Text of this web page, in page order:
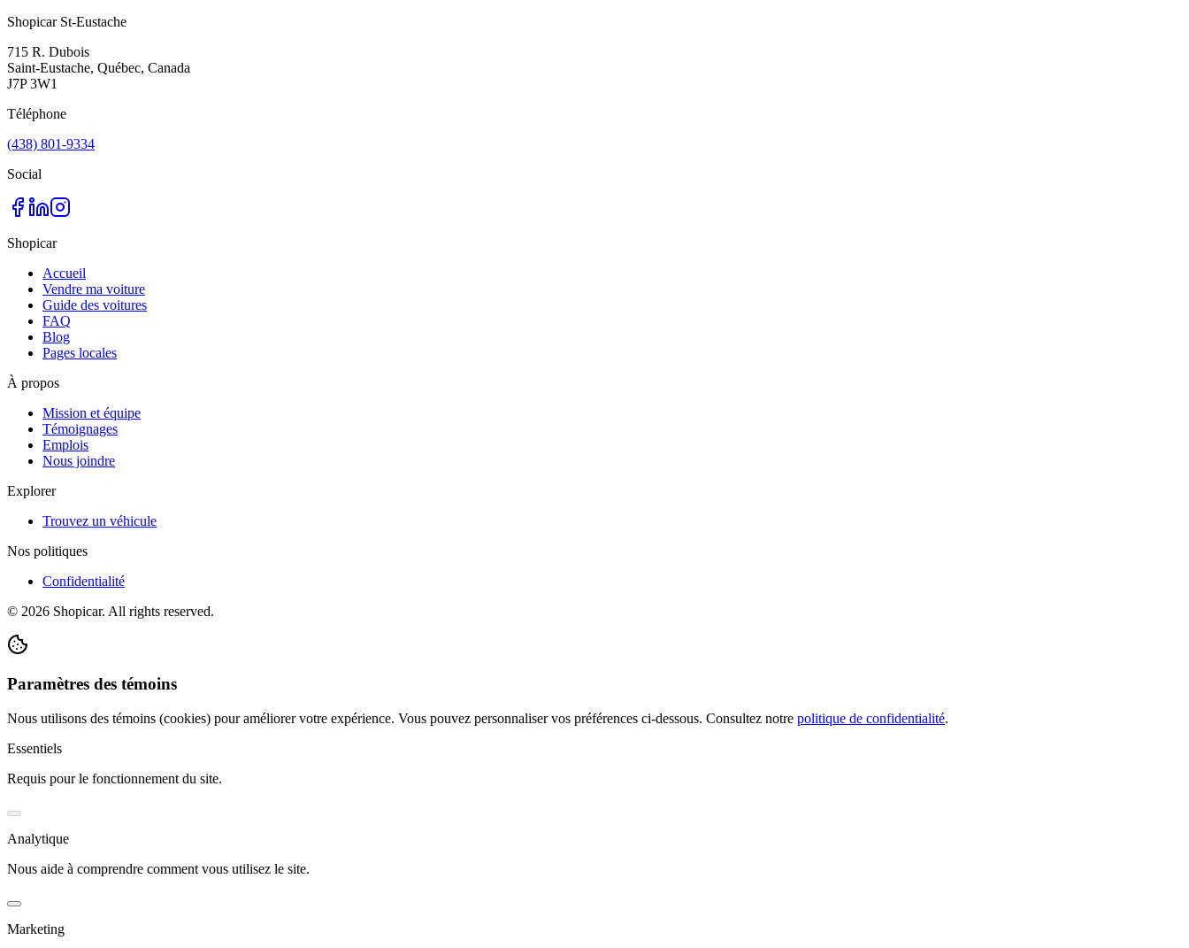
Shopicar St-Eustache
715 R. Dubois
Saint-Eustache, Québec, Canada
J7P 3W1
Téléphone
(438) 801-9334
Social
Shopicar
Accueil
Vendre ma voiture
Guide des voitures
FAQ
Blog
Pages locales
À propos
Mission et équipe
Témoignages
Emplois
Nous joindre
Explorer
Trouvez un véhicule
Nos politiques
Confidentialité
© 2026 Shopicar. All rights reserved.
Paramètres des témoins
Nous utilisons des témoins (cookies) pour améliorer votre expérience. Vous pouvez personnaliser vos préférences ci-dessous. Consultez notre politique de confidentialité.
Essentiels
Requis pour le fonctionnement du site.
Analytique
Nous aide à comprendre comment vous utilisez le site.
Marketing